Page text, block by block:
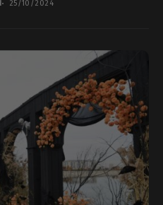
25/10/2024